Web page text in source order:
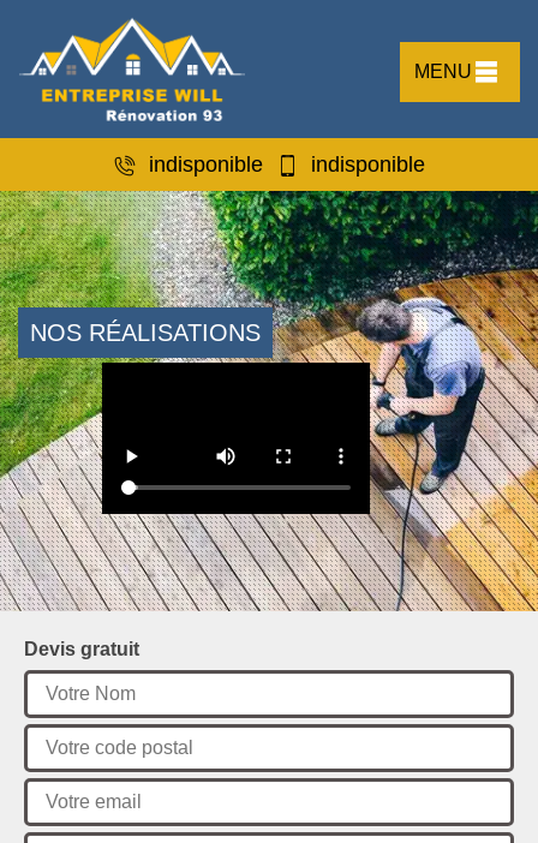
MENU
indisponible indisponible
NOS RÉALISATIONS
Devis gratuit